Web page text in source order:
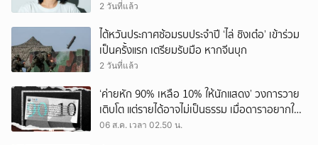
2 วันที่แล้ว
ไต้หวันประกาศซ้อมรบประจำปี ‘ไล่ ชิงเต๋อ’ เข้าร่วม
เป็นครั้งแรก เตรียมรับมือ หากจีนบุก
2 วันที่แล้ว
‘ค่ายหัก 90% เหลือ 10% ให้นักแสดง’ วงการวาย
เติบโต แต่รายได้อาจไม่เป็นธรรม เมื่อดาราอยากให้มี
‘สัญญามาตรฐาน’
06 ส.ค. เวลา 02.50 น.